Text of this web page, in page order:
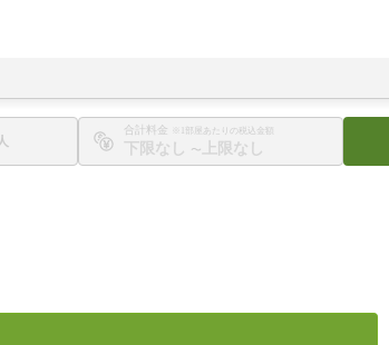
合計料金 ※1部屋あたりの税込金額
〜